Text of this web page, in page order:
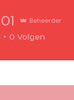
Beheerder
0 Volgen